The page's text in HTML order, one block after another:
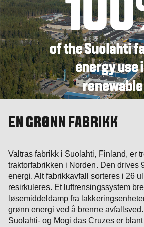
EN GRØNN FABRIKK
Valtras fabrikk i Suolahti, Finland, er
traktorfabrikken i Norden. Den drives
energi. Alt fabrikkavfall sorteres i 26
resirkuleres. Et luftrensingssystem
løsemiddeldamp fra
grønn energi ved å brenne
Suolahti- og Mogi das Cruzes er